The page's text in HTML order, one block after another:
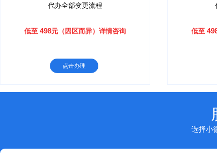
代办全部变更流程
低至 498元（因区而异）详情咨询
点击办理
低至
选择小